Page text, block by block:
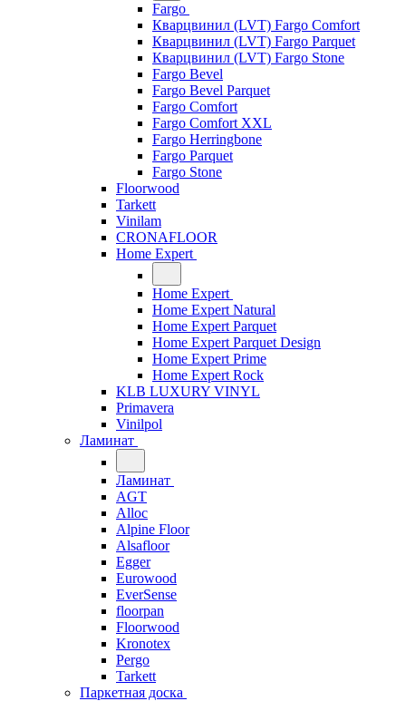
Fargo
Кварцвинил (LVT) Fargo Comfort
Кварцвинил (LVT) Fargo Parquet
Кварцвинил (LVT) Fargo Stone
Fargo Bevel
Fargo Bevel Parquet
Fargo Comfort
Fargo Comfort XXL
Fargo Herringbone
Fargo Parquet
Fargo Stone
Floorwood
Tarkett
Vinilam
CRONAFLOOR
Home Expert
Home Expert
Home Expert Natural
Home Expert Parquet
Home Expert Parquet Design
Home Expert Prime
Home Expert Rock
KLB LUXURY VINYL
Primavera
Vinilpol
Ламинат
Ламинат
AGT
Alloc
Alpine Floor
Alsafloor
Egger
Eurowood
EverSense
floorpan
Floorwood
Kronotex
Pergo
Tarkett
Паркетная доска